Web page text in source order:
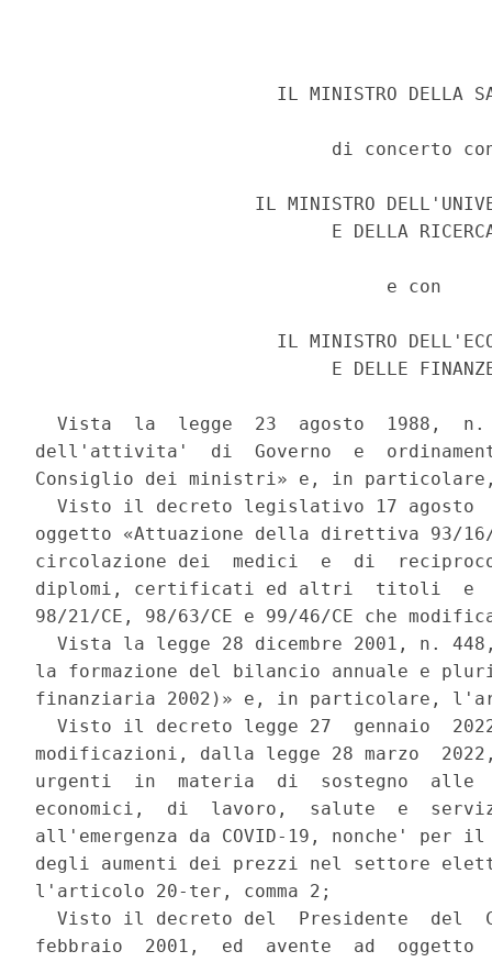
IL MINISTRO DELLA
di concerto
IL MINISTRO
E DELLA
                                e con
IL MINISTRO
E DELLE
Vista  la  legge  23  agosto  1988,
dell'attivita'  di  Governo  e
Consiglio dei ministri» e, in
Visto il decreto legislativo 17 agosto
oggetto «Attuazione della direttiva 93/
circolazione dei  medici  e  di
diplomi, certificati ed altri  titoli  e
98/21/CE, 98/63/CE e 99/46/CE che
Vista la legge 28 dicembre 2001, n.
la formazione del bilancio annuale e
finanziaria 2002)» e, in particolare,
Visto il decreto legge 27  gennaio
modificazioni, dalla legge 28 marzo
urgenti  in  materia  di  sostegno  alle
economici,  di  lavoro,  salute  e
all'emergenza da COVID-19, nonche'
degli aumenti dei prezzi nel settore
l'articolo 20-ter, comma 2;
Visto il decreto del  Presidente  del
febbraio  2001,  ed  avente  ad